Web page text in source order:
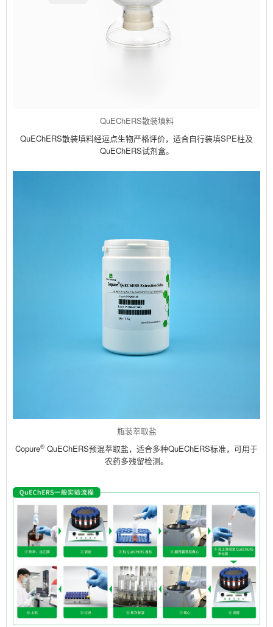
QuEChERS散装填料
QuEChERS散装填料经逗点生物严格评价，适合自行装填SPE柱及
QuEChERS试剂盒。
瓶装萃取盐
Copure® QuEChERS预混萃取盐，适合多种QuEChERS标准，可用于
农药多残留检测。